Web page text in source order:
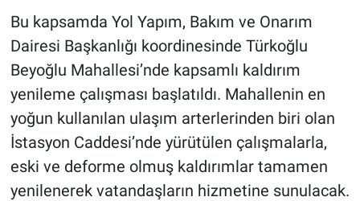
Bu kapsamda Yol Yapım, Bakım ve Onarım
Dairesi Başkanlığı koordinesinde Türkoğlu
Beyoğlu Mahallesi’nde kapsamlı kaldırım
yenileme çalışması başlatıldı. Mahallenin en
yoğun kullanılan ulaşım arterlerinden biri olan
İstasyon Caddesi’nde yürütülen çalışmalarla,
eski ve deforme olmuş kaldırımlar tamamen
yenilenerek vatandaşların hizmetine sunulacak.